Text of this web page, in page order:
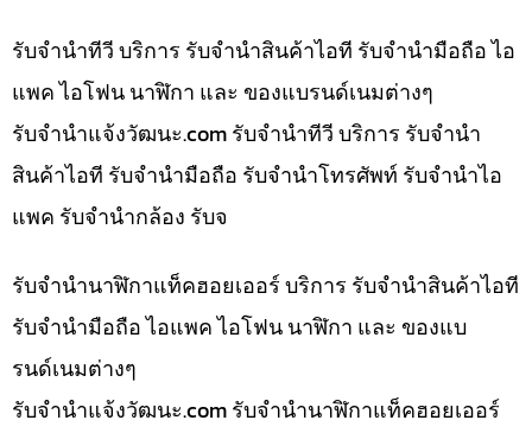
รับจำนำทีวี บริการ รับจำนำสินค้าไอที รับจำนำมือถือ ไอ
แพค ไอโฟน นาฬิกา และ ของแบรนด์เนมต่างๆ
รับจํานําแจ้งวัฒนะ.com รับจำนำทีวี บริการ รับจำนำ
สินค้าไอที รับจำนำมือถือ รับจำนำโทรศัพท์ รับจำนำไอ
แพค รับจำนำกล้อง รับจ
รับจำนำนาฬิกาแท็คฮอยเออร์ บริการ รับจำนำสินค้าไอที
รับจำนำมือถือ ไอแพค ไอโฟน นาฬิกา และ ของแบ
รนด์เนมต่างๆ
รับจํานําแจ้งวัฒนะ.com รับจำนำนาฬิกาแท็คฮอยเออร์